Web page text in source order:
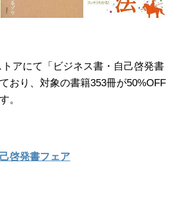
アにて「ビジネス書・自己啓発書
おり、対象の書籍353冊が50%OFF
。
啓発書フェア